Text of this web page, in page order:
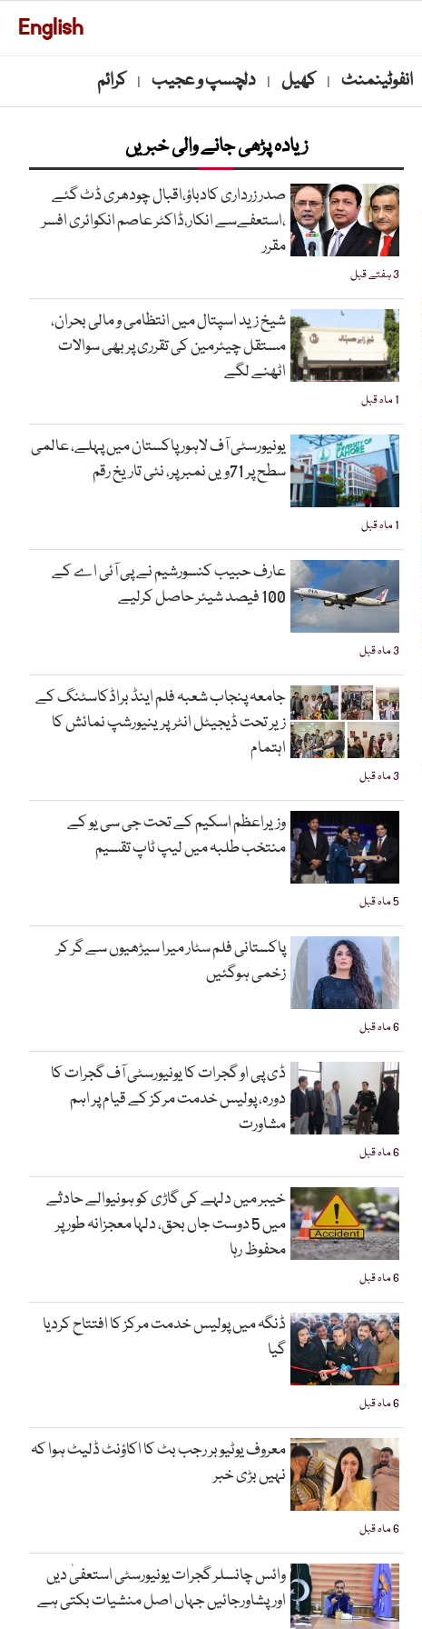
English
انفوٹینمنٹ | کھیل | دلچسپ و عجیب | کرائم
زیادہ پڑھی جانے والی خبریں
3 ہفتے قبل
صدر زرداری کادباؤ،اقبال چودھری ڈٹ گئے
،استعفےسے انکار،ڈاکٹر عاصم انکوائری افسر
مقرر
1 ماہ قبل
شیخ زید اسپتال میں انتظامی و مالی بحران،
مستقل چیئرمین کی تقرری پر بھی سوالات
اٹھنے لگے
1 ماہ قبل
یونیورسٹی آف لاہور پاکستان میں پہلے، عالمی
سطح پر 71ویں نمبر پر، نئی تاریخ رقم
3 ماہ قبل
عارف حبیب کنسورشیم نے پی آئی اے کے
100 فیصد شیئر حاصل کرلیے
3 ماہ قبل
جامعہ پنجاب شعبہ فلم اینڈ براڈکاسٹنگ کے
زیر تحت ڈیجیٹل انٹرپرینیورشپ نمائش کا
اہتمام
5 ماہ قبل
وزیراعظم اسکیم کے تحت جی سی یو کے
منتخب طلبہ میں لیپ ٹاپ تقسیم
6 ماہ قبل
پاکستانی فلم سٹار میرا سیڑھیوں سے گر کر
زخمی ہوگئیں
6 ماہ قبل
ڈی پی او گجرات کا یونیورسٹی آف گجرات کا
دورہ، پولیس خدمت مرکز کے قیام پر اہم
مشاورت
6 ماہ قبل
خیبر میں دلہے کی گاڑی کو ہونیوالے حادثے
میں 5 دوست جاں بحق، دلہا معجزانہ طور پر
محفوظ رہا
6 ماہ قبل
ڈنگہ میں پولیس خدمت مرکز کا افتتاح کردیا
گیا
6 ماہ قبل
معروف یوٹیوبر رجب بٹ کا اکاؤنٹ ڈلیٹ ہوا کہ
نہیں بڑی خبر
وائس چانسلر گجرات یونیورسٹی استعفیٰ دیں
اورپشاورجائیں جہاں اصل منشیات بکتی ہے